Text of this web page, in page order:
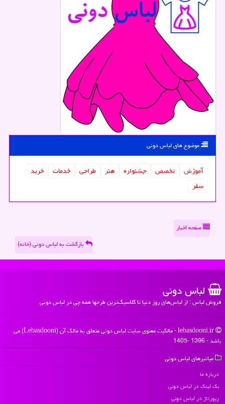
موضوع های لباس دونی
آموزش تخصص جشنواره هنر طراحی خدمات
خرید
سفر
صفحه اخبار
بازگشت به لباس دونی (خانه)
لباس دونی
فروش لباس : از لباس‌های روز دنیا تا کلاسیک‌ترین طرحها همه چی در لباس دونی
lebasdooni.ir - مالکیت معنوی سایت لباس دونی متعلق به مالک آن (Lebasdooni) می
باشد - 1396 -1405
میانبرهای لباس دونی
درباره ما
بک لینک در لباس دونی
رپورتاژ در لباس دونی